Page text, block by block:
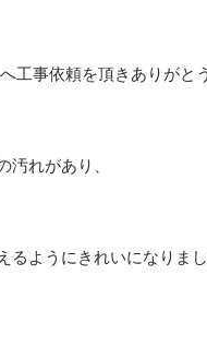
工事依頼を頂きありがと
れがあり、
ようにきれいになりまし